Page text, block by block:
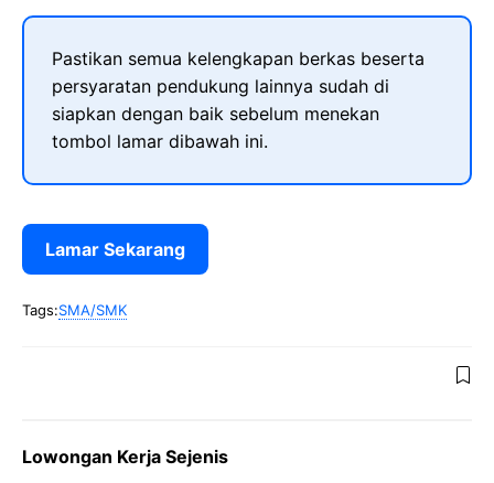
Pastikan semua kelengkapan berkas beserta
persyaratan pendukung lainnya sudah di
siapkan dengan baik sebelum menekan
tombol lamar dibawah ini.
Lamar Sekarang
Tags:SMA/SMK
Lowongan Kerja Sejenis